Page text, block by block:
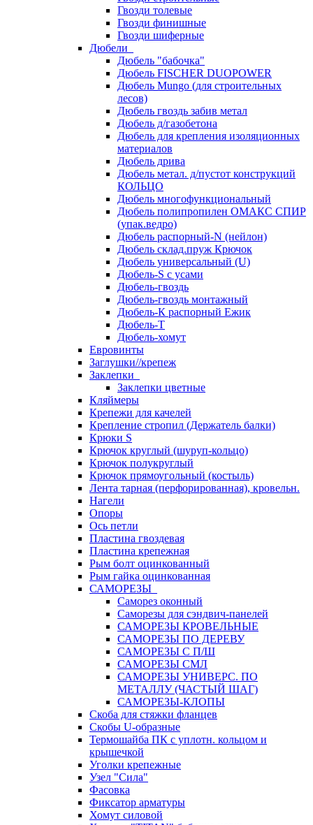
Гвозди толевые
Гвозди финишные
Гвозди шиферные
Дюбели
Дюбель "бабочка"
Дюбель FISCHER DUOPOWER
Дюбель Mungo (для строительных
лесов)
Дюбель гвоздь забив метал
Дюбель д/газобетона
Дюбель для крепления изоляционных
материалов
Дюбель дрива
Дюбель метал. д/пустот конструкций
КОЛЬЦО
Дюбель многофункциональный
Дюбель полипропилен ОМАКС СПИР
(упак.ведро)
Дюбель распорный-N (нейлон)
Дюбель склад.пруж Крючок
Дюбель универсальный (U)
Дюбель-S с усами
Дюбель-гвоздь
Дюбель-гвоздь монтажный
Дюбель-К распорный Ежик
Дюбель-Т
Дюбель-хомут
Евровинты
Заглушки//крепеж
Заклепки
Заклепки цветные
Кляймеры
Крепежи для качелей
Крепление стропил (Держатель балки)
Крюки S
Крючок круглый (шуруп-кольцо)
Крючок полукруглый
Крючок прямоугольный (костыль)
Лента тарная (перфорированная), кровельн.
Нагели
Опоры
Ось петли
Пластина гвоздевая
Пластина крепежная
Рым болт оцинкованный
Рым гайка оцинкованная
САМОРЕЗЫ
Саморез оконный
Саморезы для сэндвич-панелей
САМОРЕЗЫ КРОВЕЛЬНЫЕ
САМОРЕЗЫ ПО ДЕРЕВУ
САМОРЕЗЫ С П/Ш
САМОРЕЗЫ СМЛ
САМОРЕЗЫ УНИВЕРС. ПО
МЕТАЛЛУ (ЧАСТЫЙ ШАГ)
САМОРЕЗЫ-КЛОПЫ
Скоба для стяжки фланцев
Скобы U-образные
Термошайба ПК с уплотн. кольцом и
крышечкой
Уголки крепежные
Узел "Сила"
Фасовка
Фиксатор арматуры
Хомут силовой